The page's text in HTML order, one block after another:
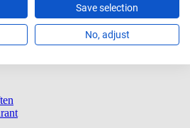
Save selection
No, adjust